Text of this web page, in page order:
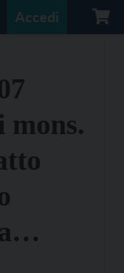
Accedi
mons.